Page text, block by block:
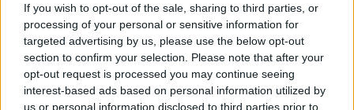
If you wish to opt-out of the sale, sharing to third parties, or
processing of your personal or sensitive information for
targeted advertising by us, please use the below opt-out
section to confirm your selection. Please note that after your
opt-out request is processed you may continue seeing
interest-based ads based on personal information utilized by
us or personal information disclosed to third parties prior to